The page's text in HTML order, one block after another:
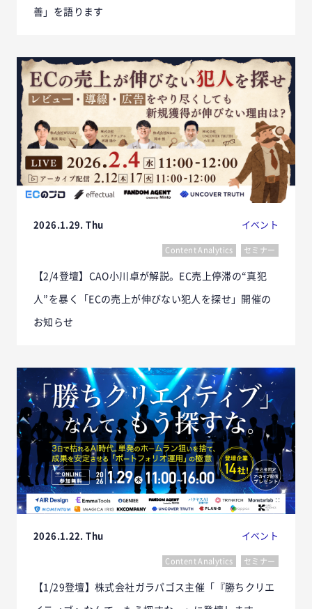
善」を語ります
2026.1.29. Thu イベント
Content Analytics セミナー
【2/4登壇】CAO小川卓が解説。EC売上停滞の“真犯
人”を暴く「ECの売上が伸びない犯人を探せ」開催の
お知らせ
2026.1.22. Thu イベント
Content Analytics セミナー
【1/29登壇】株式会社ガラパゴス主催「『勝ちクリエ